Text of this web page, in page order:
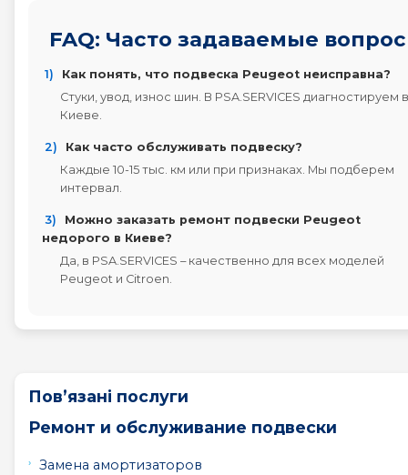
FAQ: Часто задаваемые
1)
Как понять, что подвеска Peugeot неисправна?
Стуки, увод, износ шин. В PSA.SERVICES диагностируем в
Киеве.
2)
Как часто обслуживать подвеску?
Каждые 10-15 тыс. км или при признаках. Мы подберем
интервал.
3)
Можно заказать ремонт подвески Peugeot
недорого в Киеве?
Да, в PSA.SERVICES – качественно для всех моделей
Peugeot и Citroen.
Пов’язані послуги
Ремонт и обслуживание подвески
Замена амортизаторов